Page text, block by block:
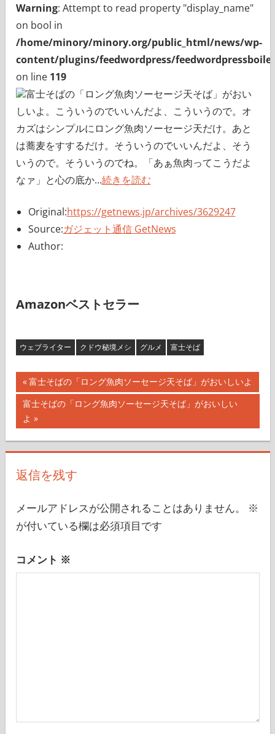
Warning: Attempt to read property "display_name"
on bool in
/home/minory/minory.org/public_html/news/wp-
content/plugins/feedwordpress/
on line 119
富士そばの「ロング魚肉ソーセージ天そば」がおい
しいよ。こういうのでいいんだよ、こういうので。オ
カズはシンプルにロング魚肉ソーセージ天だけ。あと
は蕎麦をすするだけ。そういうのでいいんだよ、そう
いうので。そういうのでね。「あぁ魚肉ってこうだよ
なァ」と心の底か...続きを読む
Original:https://getnews.jp/archives/3629247
Source:ガジェット通信 GetNews
Author:
Amazonベストセラー
ウェブライター クドウ秘境メシ グルメ 富士そば
投
稿
ナ
ビ
ゲ
ー
シ
ョ
ン
前
の
記
事:
富士そばの「ロング魚肉ソーセージ天そば」がおいしいよ
次
の
記
富士そばの「ロング魚肉ソーセージ天そば」がおいしい
よ
返信を残す
メールアドレスが公開されることはありません。
※
が付いている欄は必須項目です
コメント ※